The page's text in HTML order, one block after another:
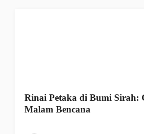
Rinai Petaka di Bumi Sirah:
Malam Bencana